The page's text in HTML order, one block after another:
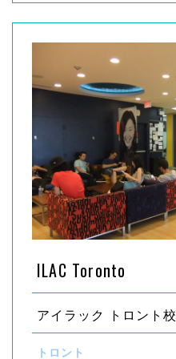
ILAC Toronto
アイラック トロント校
トロント